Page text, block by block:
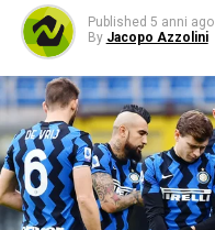
Published 5 anni ago
By Jacopo Azzolini